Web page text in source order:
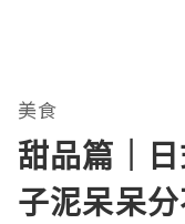
美食
甜品篇｜
子泥呆呆